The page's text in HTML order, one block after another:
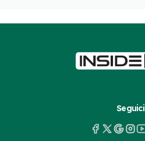
Seguici